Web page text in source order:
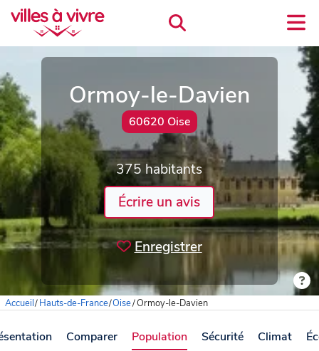
Ormoy-le-Davien
60620 Oise
375 habitants
Écrire un avis
Enregistrer
Accueil/Hauts-de-France/Oise/Ormoy-le-Davien
Comparer Population Sécurité Climat